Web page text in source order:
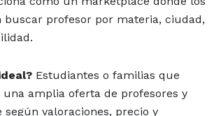
buscar profesor por materia, ciudad,
Estudiantes o familias que
amplia oferta de profesores y
valoraciones, precio y